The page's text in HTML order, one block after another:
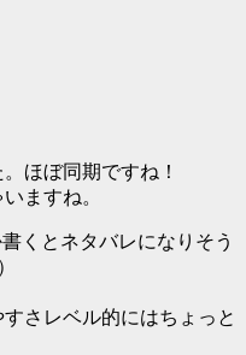
ほぼ同期ですね！
ますね。
くとネタバレになりそう
さレベル的にはちょっと